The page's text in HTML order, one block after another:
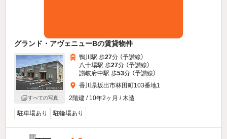
グランド・アヴェニューBの賃貸物件
すべての写真
鴨川駅 歩27分 （予讃線）
八十場駅 歩27分 （予讃線）
讃岐府中駅 歩53分 （予讃線）
香川県坂出市林田町103番地1
2階建 / 10年2ヶ月 / 木造
駐車場あり 駐輪場あり